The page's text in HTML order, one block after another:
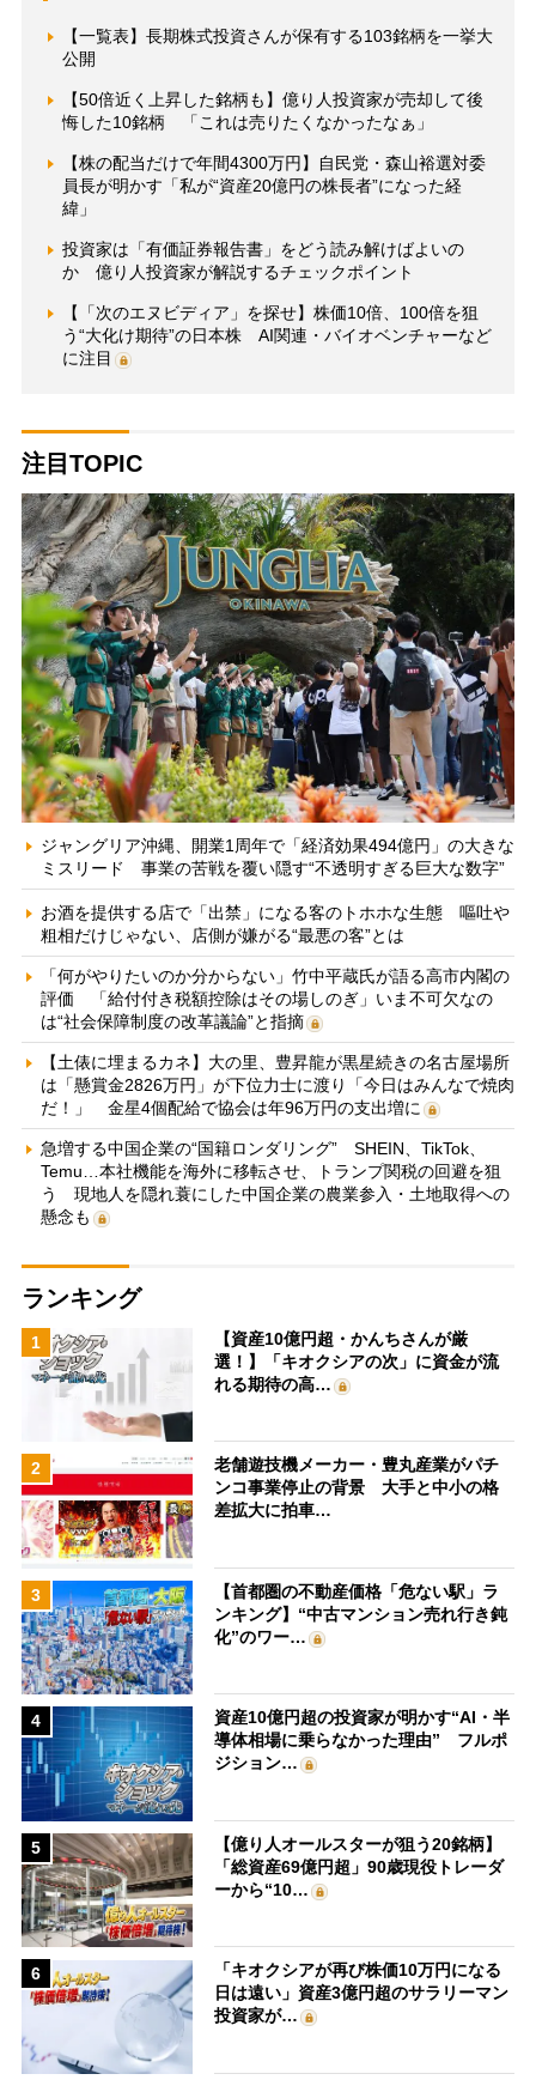
【一覧表】長期株式投資さんが保有する103銘柄を一挙大
公開
【50倍近く上昇した銘柄も】億り人投資家が売却して後
悔した10銘柄 「これは売りたくなかったなぁ」
【株の配当だけで年間4300万円】自民党・森山裕選対委
員長が明かす「私が“資産20億円の株長者”になった経
緯」
投資家は「有価証券報告書」をどう読み解けばよいの
か 億り人投資家が解説するチェックポイント
【「次のエヌビディア」を探せ】株価10倍、100倍を狙
う“大化け期待”の日本株 AI関連・バイオベンチャーなど
に注目
注目TOPIC
ジャングリア沖縄、開業1周年で「経済効果494億円」の大きな
ミスリード 事業の苦戦を覆い隠す“不透明すぎる巨大な数字”
お酒を提供する店で「出禁」になる客のトホホな生態 嘔吐や
粗相だけじゃない、店側が嫌がる“最悪の客”とは
「何がやりたいのか分からない」竹中平蔵氏が語る高市内閣の
評価 「給付付き税額控除はその場しのぎ」いま不可欠なの
は“社会保障制度の改革議論”と指摘
【土俵に埋まるカネ】大の里、豊昇龍が黒星続きの名古屋場所
は「懸賞金2826万円」が下位力士に渡り「今日はみんなで焼肉
だ！」 金星4個配給で協会は年96万円の支出増に
急増する中国企業の“国籍ロンダリング” SHEIN、TikTok、
Temu…本社機能を海外に移転させ、トランプ関税の回避を狙
う 現地人を隠れ蓑にした中国企業の農業参入・土地取得への
懸念も
ランキング
1
【資産10億円超・かんちさんが厳
選！】「キオクシアの次」に資金が流
れる期待の高…
2
老舗遊技機メーカー・豊丸産業がパチ
ンコ事業停止の背景 大手と中小の格
差拡大に拍車…
3
【首都圏の不動産価格「危ない駅」ラ
ンキング】“中古マンション売れ行き鈍
化”のワー…
4
資産10億円超の投資家が明かす“AI・半
導体相場に乗らなかった理由” フルポ
ジション…
5
【億り人オールスターが狙う20銘柄】
「総資産69億円超」90歳現役トレーダ
ーから“10…
6
「キオクシアが再び株価10万円になる
日は遠い」資産3億円超のサラリーマン
投資家が…